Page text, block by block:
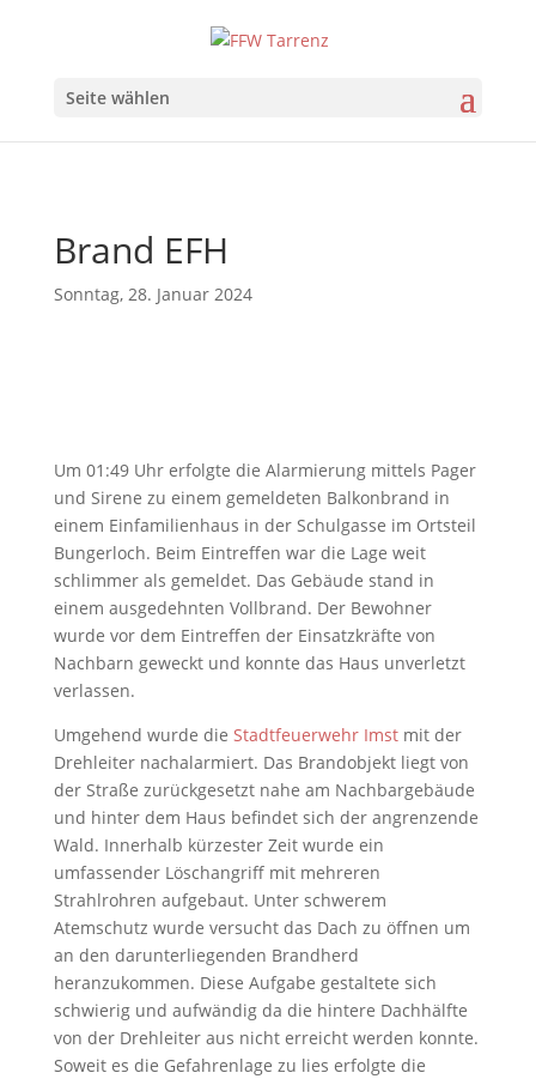
Seite wählen
Brand EFH
Sonntag, 28. Januar 2024
Um 01:49 Uhr erfolgte die Alarmierung mittels Pager
und Sirene zu einem gemeldeten Balkonbrand in
einem Einfamilienhaus in der Schulgasse im Ortsteil
Bungerloch. Beim Eintreffen war die Lage weit
schlimmer als gemeldet. Das Gebäude stand in
einem ausgedehnten Vollbrand. Der Bewohner
wurde vor dem Eintreffen der Einsatzkräfte von
Nachbarn geweckt und konnte das Haus unverletzt
verlassen.
Umgehend wurde die Stadtfeuerwehr Imstmit der
Drehleiter nachalarmiert. Das Brandobjekt liegt von
der Straße zurückgesetzt nahe am Nachbargebäude
und hinter dem Haus befindet sich der angrenzende
Wald. Innerhalb kürzester Zeit wurde ein
umfassender Löschangriff mit mehreren
Strahlrohren aufgebaut. Unter schwerem
Atemschutz wurde versucht das Dach zu öffnen um
an den darunterliegenden Brandherd
heranzukommen. Diese Aufgabe gestaltete sich
schwierig und aufwändig da die hintere Dachhälfte
von der Drehleiter aus nicht erreicht werden konnte.
Soweit es die Gefahrenlage zu lies erfolgte die